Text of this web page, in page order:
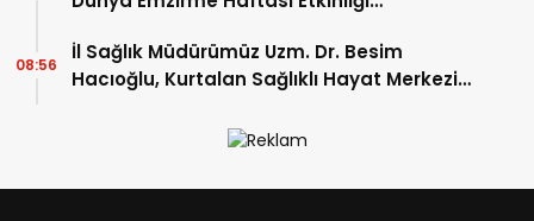
İl Sağlık Müdürümüz Uzm. Dr. Besim
Hacıoğlu, Kurtalan Sağlıklı Hayat Merkezini
08:56